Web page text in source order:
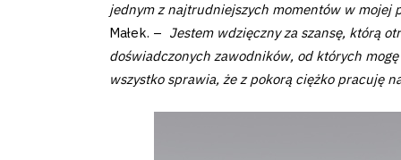
jednym z najtrudniejszych momentów w mojej
Małek. – Jestem wdzięczny za szansę, którą
doświadczonych zawodników, od których
wszystko sprawia, że z pokorą ciężko pracuję